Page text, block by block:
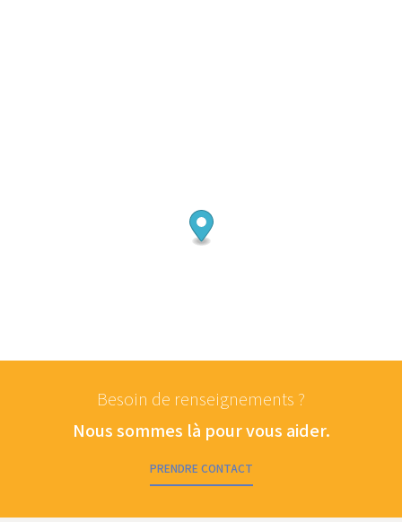
Besoin de renseignements ?
Nous sommes là pour vous aider.
PRENDRE CONTACT